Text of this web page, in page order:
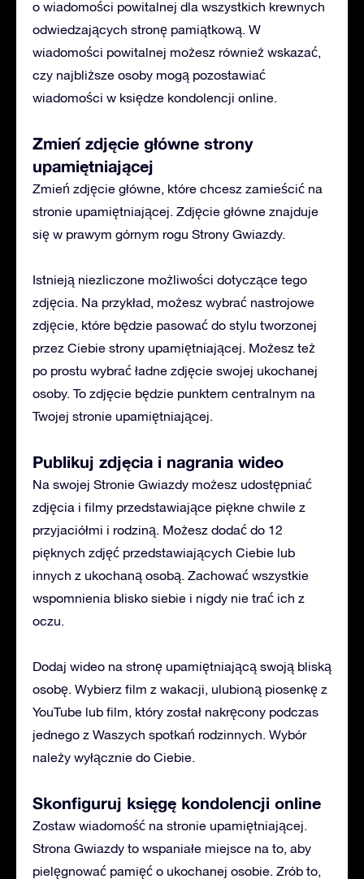
o wiadomości powitalnej dla wszystkich krewnych
odwiedzających stronę pamiątkową. W
wiadomości powitalnej możesz również wskazać,
czy najbliższe osoby mogą pozostawiać
wiadomości w księdze kondolencji online.
Zmień zdjęcie główne strony
upamiętniającej
Zmień zdjęcie główne, które chcesz zamieścić na
stronie upamiętniającej. Zdjęcie główne znajduje
się w prawym górnym rogu Strony Gwiazdy.
Istnieją niezliczone możliwości dotyczące tego
zdjęcia. Na przykład, możesz wybrać nastrojowe
zdjęcie, które będzie pasować do stylu tworzonej
przez Ciebie strony upamiętniającej. Możesz też
po prostu wybrać ładne zdjęcie swojej ukochanej
osoby. To zdjęcie będzie punktem centralnym na
Twojej stronie upamiętniającej.
Publikuj zdjęcia i nagrania wideo
Na swojej Stronie Gwiazdy możesz udostępniać
zdjęcia i filmy przedstawiające piękne chwile z
przyjaciółmi i rodziną. Możesz dodać do 12
pięknych zdjęć przedstawiających Ciebie lub
innych z ukochaną osobą. Zachować wszystkie
wspomnienia blisko siebie i nigdy nie trać ich z
oczu.
Dodaj wideo na stronę upamiętniającą swoją bliską
osobę. Wybierz film z wakacji, ulubioną piosenkę z
YouTube lub film, który został nakręcony podczas
jednego z Waszych spotkań rodzinnych. Wybór
należy wyłącznie do Ciebie.
Skonfiguruj księgę kondolencji online
Zostaw wiadomość na stronie upamiętniającej.
Strona Gwiazdy to wspaniałe miejsce na to, aby
pielęgnować pamięć o ukochanej osobie. Zrób to,